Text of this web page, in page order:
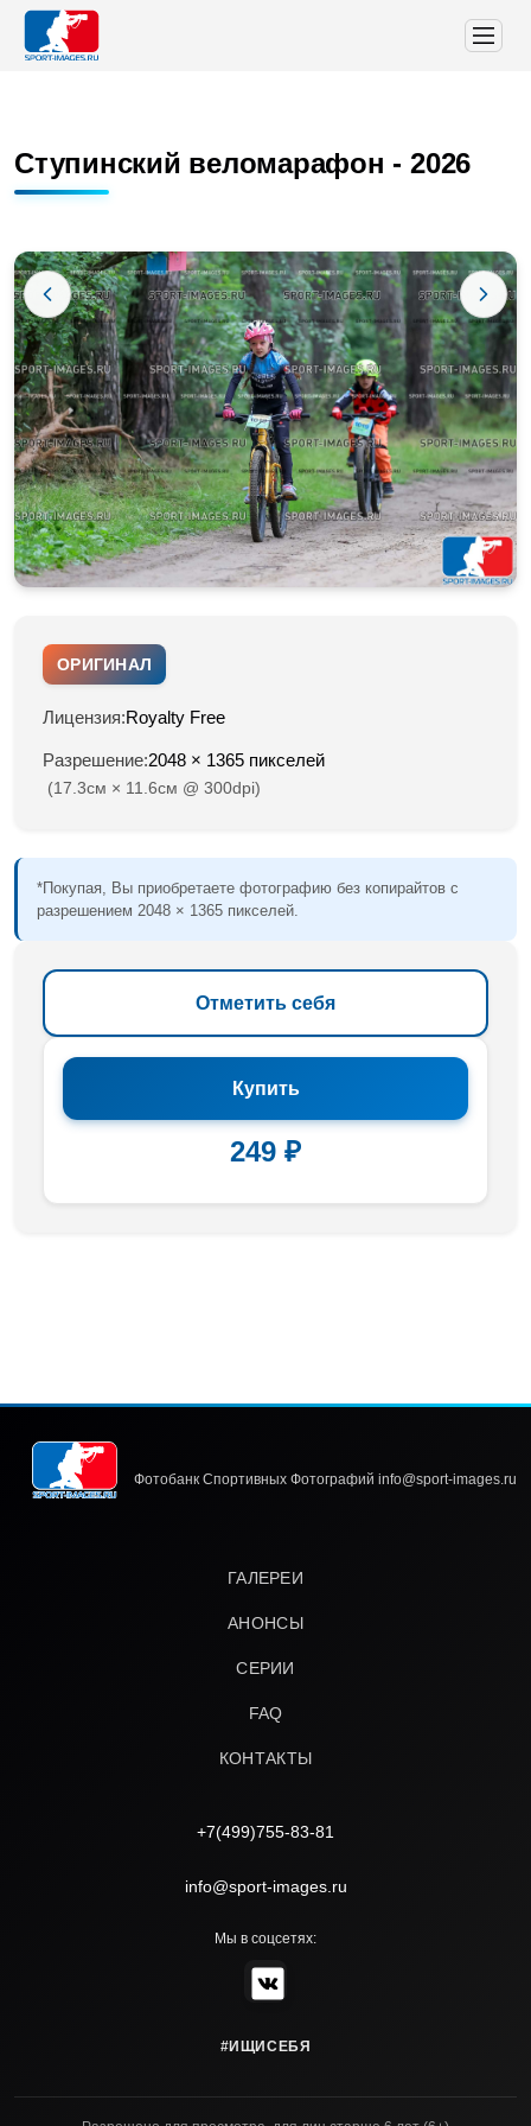
Ступинский веломарафон - 2026
ОРИГИНАЛ
Лицензия:Royalty Free
Разрешение:2048 × 1365 пикселей
(17.3см × 11.6см @ 300dpi)
*Покупая, Вы приобретаете фотографию без копирайтов с
разрешением 2048 × 1365 пикселей.
Отметить себя
Купить
249 ₽
Фотобанк Спортивных Фотографий info@sport-images.ru
ГАЛЕРЕИ
АНОНСЫ
СЕРИИ
FAQ
КОНТАКТЫ
+7(499)755-83-81
info@sport-images.ru
Мы в соцсетях:
#ИЩИСЕБЯ